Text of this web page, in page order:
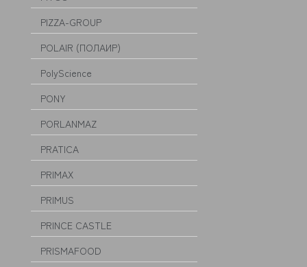
PIZZA-GROUP
POLAIR (ПОЛАИР)
PolyScience
PONY
PORLANMAZ
PRATICA
PRIMAX
PRIMUS
PRINCE CASTLE
PRISMAFOOD